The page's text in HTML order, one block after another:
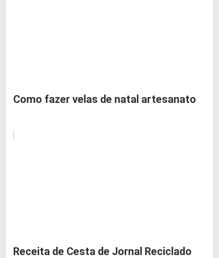
Como fazer velas de natal artesanato
Receita de Cesta de Jornal Reciclado